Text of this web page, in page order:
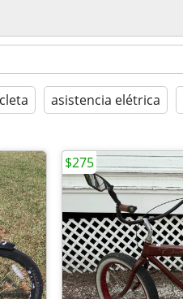
asistencia elétrica
$275